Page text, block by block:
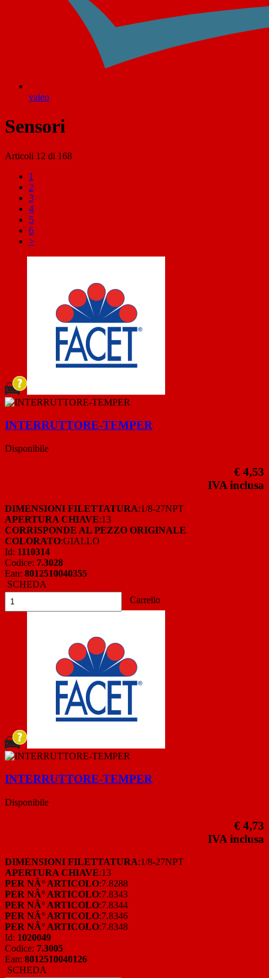
valeo
Sensori
Articoli 12 di 168
1
2
3
4
5
6
>
INTERRUTTORE-TEMPER
Disponibile
€ 4,53
IVA inclusa
DIMENSIONI FILETTATURA:1/8-27NPT
APERTURA CHIAVE:13
CORRISPONDE AL PEZZO ORIGINALE
COLORATO:GIALLO
Id: 1110314
Codice: 7.3028
Ean: 8012510040355
SCHEDA
Carrello
INTERRUTTORE-TEMPER
Disponibile
€ 4,73
IVA inclusa
DIMENSIONI FILETTATURA:1/8-27NPT
APERTURA CHIAVE:13
PER NÂ° ARTICOLO:7.8288
PER NÂ° ARTICOLO:7.8343
PER NÂ° ARTICOLO:7.8344
PER NÂ° ARTICOLO:7.8346
PER NÂ° ARTICOLO:7.8348
Id: 1020049
Codice: 7.3005
Ean: 8012510040126
SCHEDA